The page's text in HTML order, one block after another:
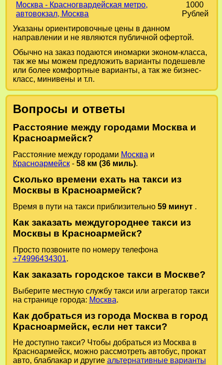
Москва - Красногвардейская метро,
автовокзал, Москва
1000
Рублей
Указаны ориентировочные цены в данном
направлении и не являются публичной офертой.
Обычно на заказ подаются иномарки эконом-класса,
так же мы можем предложить варианты подешевле
или более комфортные варианты, а так же бизнес-
класс, минивены и т.п.
Вопросы и ответы
Расстояние между городами Москва и
Красноармейск?
Расстояние между городами Москва и
Красноармейск- 58 км (36 миль).
Сколько времени ехать на такси из
Москвы в Красноармейск?
Время в пути на такси приблизительно 59 минут .
Как заказать междугороднее такси из
Москвы в Красноармейск?
Просто позвоните по номеру телефона
+74996434301.
Как заказать городское такси в Москве?
Выберите местную службу такси или агрегатор такси
на странице города: Москва.
Как добраться из города Москва в город
Красноармейск, если нет такси?
Не доступно такси? Чтобы добраться из Москва в
Красноармейск, можно рассмотреть автобус, прокат
авто, блаблакар и другие альтернативные варианты